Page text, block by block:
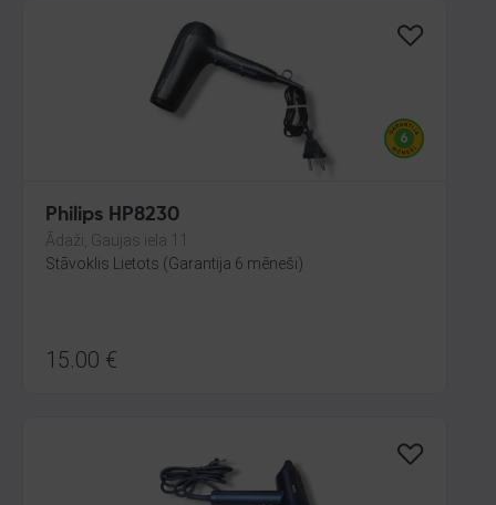
Philips HP8230
Ādaži, Gaujas iela 11
Stāvoklis Lietots (Garantija 6 mēneši)
15.00 €